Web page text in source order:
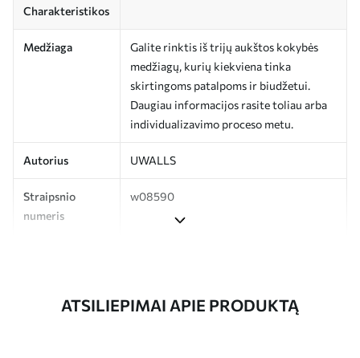
Charakteristikos
Medžiaga
Galite rinktis iš trijų aukštos kokybės
medžiagų, kurių kiekviena tinka
skirtingoms patalpoms ir biudžetui.
Daugiau informacijos rasite toliau arba
individualizavimo proceso metu.
Autorius UWALLS
Straipsnio
numeris
w08590
ATSILIEPIMAI APIE PRODUKTĄ